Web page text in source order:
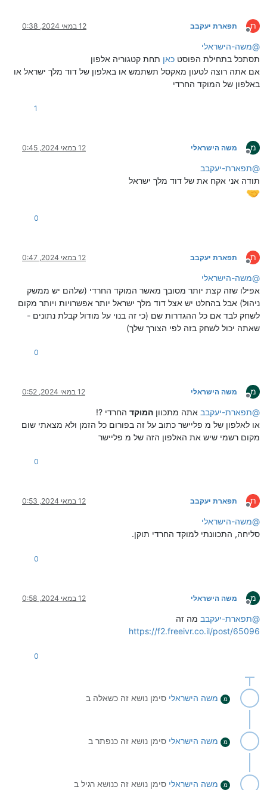
ת
מנותק
תפארת יעקבב 12 במאי 2024, 0:38
@משה-הישראלי
תסתכל בתחילת הפוסט כאן תחת קטגוריה אלפון
אם אתה רוצה לטעון מאקסל תשתמש או באלפון של דוד מלך ישראל או
באלפון של המוקד החרדי
1
מ
מנותק
משה הישראלי 12 במאי 2024, 0:45
@תפארת-יעקבב
תודה אני אקח את של דוד מלך ישראל
0
ת
מנותק
תפארת יעקבב 12 במאי 2024, 0:47
@משה-הישראלי
אפילו שזה קצת יותר מסובך מאשר המוקד החרדי (שלהם יש ממשק
ניהול) אבל בהחלט יש אצל דוד מלך ישראל יותר אפשרויות ויותר מקום
לשחק לבד אם כל ההגדרות שם (כי זה בנוי על מודול קבלת נתונים -
שאתה יכול לשחק בזה לפי הצורך שלך)
0
מ
מנותק
משה הישראלי 12 במאי 2024, 0:52
@תפארת-יעקבב אתה מתכוון המוקד החרדי ?!
או לאלפון של מ פליישר כתוב על זה בפורום כל הזמן ולא מצאתי שום
מקום רשמי שיש את האלפון הזה של מ פליישר
0
ת
מנותק
תפארת יעקבב 12 במאי 2024, 0:53
@משה-הישראלי
סליחה, התכוונתי למוקד החרדי תוקן.
0
מ
מנותק
משה הישראלי 12 במאי 2024, 0:58
@תפארת-יעקבב מה זה
https://f2.freeivr.co.il/post/65096
0
מ משה הישראלי סימן נושא זה כשאלה ב
מ משה הישראלי סימן נושא זה כנפתר ב
מ משה הישראלי סימן נושא זה כנושא רגיל ב